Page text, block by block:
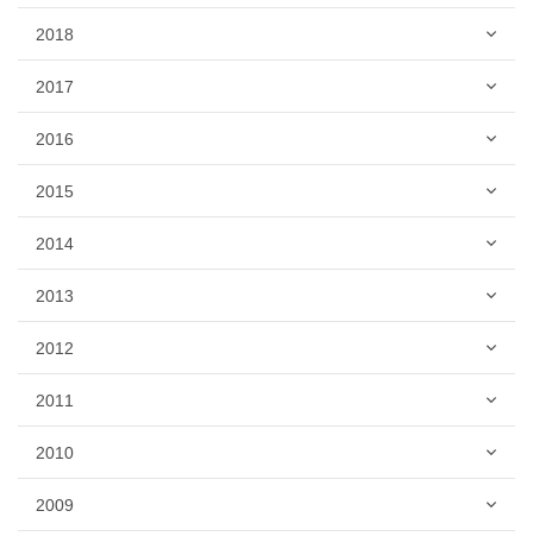
2018
2017
2016
2015
2014
2013
2012
2011
2010
2009